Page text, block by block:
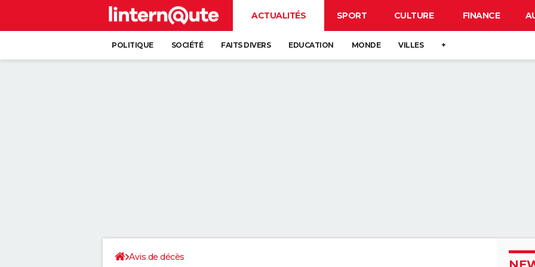
ACTUALITÉS SPORT CULTURE FINANCE
POLITIQUE SOCIÉTÉ FAITS DIVERS EDUCATION MONDE VILLES +
Avis de décès